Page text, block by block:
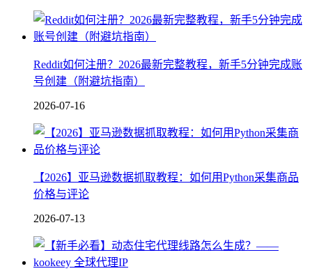
Reddit如何注册？2026最新完整教程，新手5分钟完成账
号创建（附避坑指南）
2026-07-16
【2026】亚马逊数据抓取教程：如何用Python采集商品
价格与评论
2026-07-13